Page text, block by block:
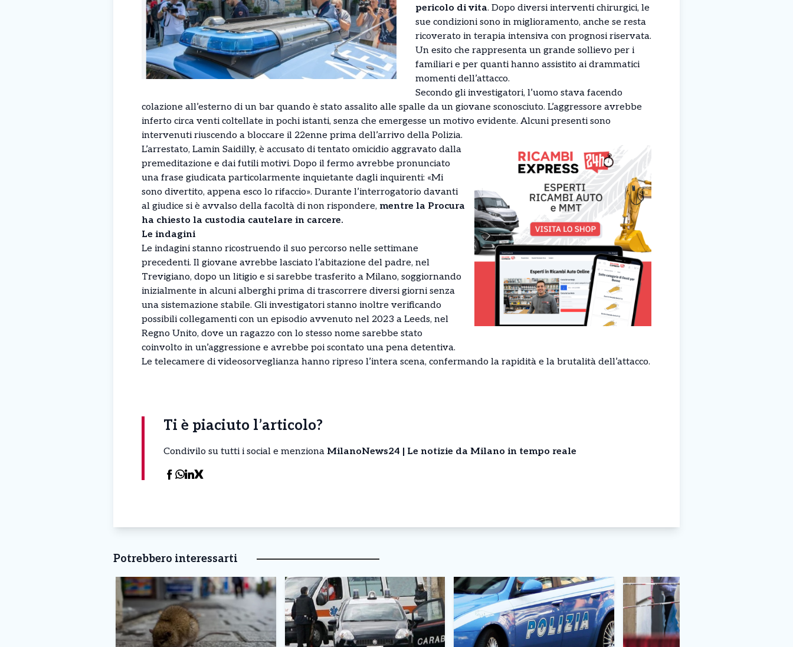
pericolo di vita. Dopo diversi interventi chirurgici, le
sue condizioni sono in miglioramento, anche se resta
ricoverato in terapia intensiva con prognosi riservata.
Un esito che rappresenta un grande sollievo per i
familiari e per quanti hanno assistito ai drammatici
momenti dell’attacco.
Secondo gli investigatori, l’uomo stava facendo
colazione all’esterno di un bar quando è stato assalito alle spalle da un giovane sconosciuto. L’aggressore avrebbe
inferto circa venti coltellate in pochi istanti, senza che emergesse un motivo evidente. Alcuni presenti sono
intervenuti riuscendo a bloccare il 22enne prima dell’arrivo della Polizia.
L’arrestato, Lamin Saidilly, è accusato di tentato omicidio aggravato dalla
premeditazione e dai futili motivi. Dopo il fermo avrebbe pronunciato
una frase giudicata particolarmente inquietante dagli inquirenti: «Mi
sono divertito, appena esco lo rifaccio». Durante l’interrogatorio davanti
al giudice si è avvalso della facoltà di non rispondere, mentre la Procura
ha chiesto la custodia cautelare in carcere.
Le indagini
Le indagini stanno ricostruendo il suo percorso nelle settimane
precedenti. Il giovane avrebbe lasciato l’abitazione del padre, nel
Trevigiano, dopo un litigio e si sarebbe trasferito a Milano, soggiornando
inizialmente in alcuni alberghi prima di trascorrere diversi giorni senza
una sistemazione stabile. Gli investigatori stanno inoltre verificando
possibili collegamenti con un episodio avvenuto nel 2023 a Leeds, nel
Regno Unito, dove un ragazzo con lo stesso nome sarebbe stato
coinvolto in un’aggressione e avrebbe poi scontato una pena detentiva.
Le telecamere di videosorveglianza hanno ripreso l’intera scena, confermando la rapidità e la brutalità dell’attacco.
Ti è piaciuto l’articolo?
Condivilo su tutti i social e menziona MilanoNews24 | Le notizie da Milano in tempo reale
Potrebbero interessarti